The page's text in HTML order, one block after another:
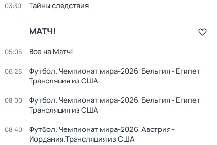
03:30 Тайны следствия
МАТЧ!
05:05 Все на Матч!
06:25
Футбол. Чемпионат мира-2026. Бельгия - Египет.
Трансляция из США
08:00
Футбол. Чемпионат мира-2026. Бельгия - Египет.
Трансляция из США
08:40
Футбол. Чемпионат мира-2026. Австрия -
Иордания.Трансляция из США